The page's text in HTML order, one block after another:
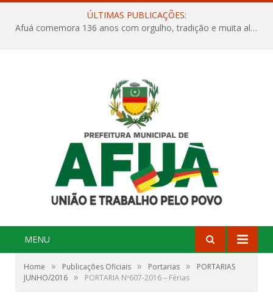
ÚLTIMAS PUBLICAÇÕES:
Afuá comemora 136 anos com orgulho, tradição e muita alegria na Quadra Dr. Nelson Salomão
MENU
Home » Publicações Oficiais » Portarias »
PORTARIAS
JUNHO/2016 » PORTARIA Nº607-2016 – Férias